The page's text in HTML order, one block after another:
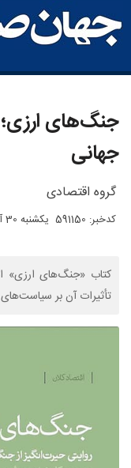
جنگ‌های ارزی؛
جهانی
گروه اقتصادی
کدخبر: 591150 یکشنبه 30 آذر 1404
کتاب «جنگ‌های ارزی»
تأثیرات آن بر